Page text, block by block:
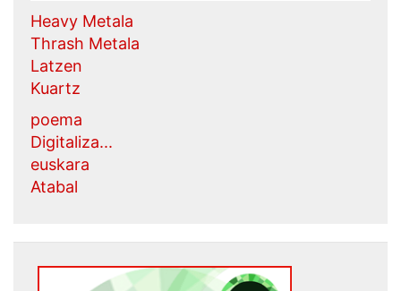
Heavy Metala
Thrash Metala
Latzen
Kuartz
poema
Digitaliza...
euskara
Atabal